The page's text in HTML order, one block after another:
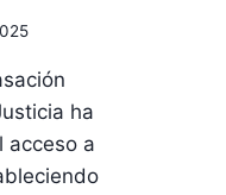
ha
acceso a